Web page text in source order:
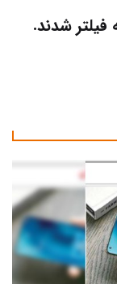
فیلتر شدند.